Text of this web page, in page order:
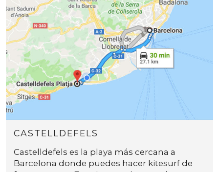
CASTELLDEFELS
Castelldefels es la playa más cercana a
Barcelona donde puedes hacer kitesurf de